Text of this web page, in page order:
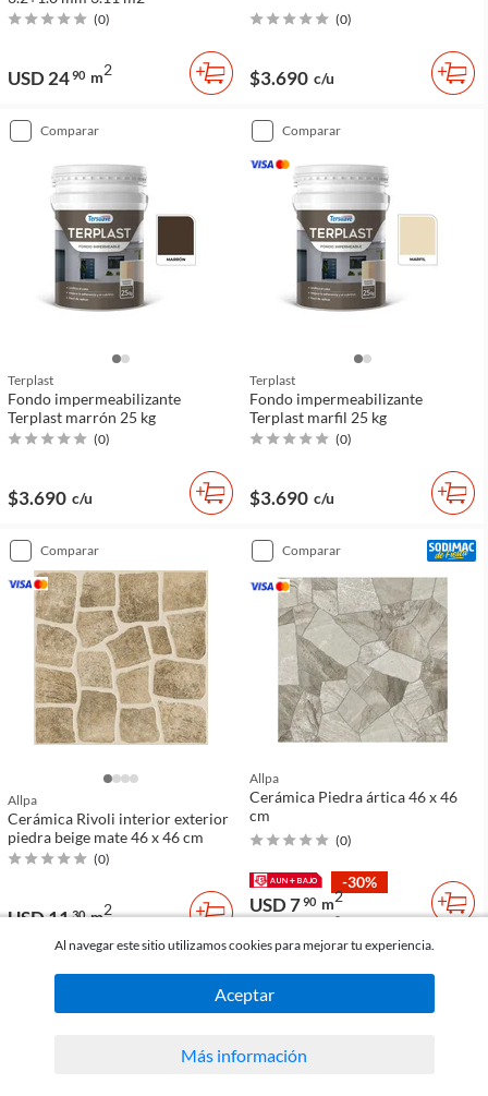
(0)
USD 2490 m2
(0)
$3.690 c/u
comparar
Terplast
Fondo impermeabilizante
Terplast marrón 25 kg
(0)
$3.690 c/u
comparar
Terplast
Fondo impermeabilizante
Terplast marfil 25 kg
(0)
$3.690 c/u
comparar
Allpa
Cerámica Rivoli interior exterior
piedra beige mate 46 x 46 cm
(0)
USD 1130 m2
comparar
Allpa
Cerámica Piedra ártica 46 x 46
cm
(0)
-30%
USD 790 m2
2
Al navegar este sitio utilizamos cookies para mejorar tu experiencia.
Aceptar
Más información